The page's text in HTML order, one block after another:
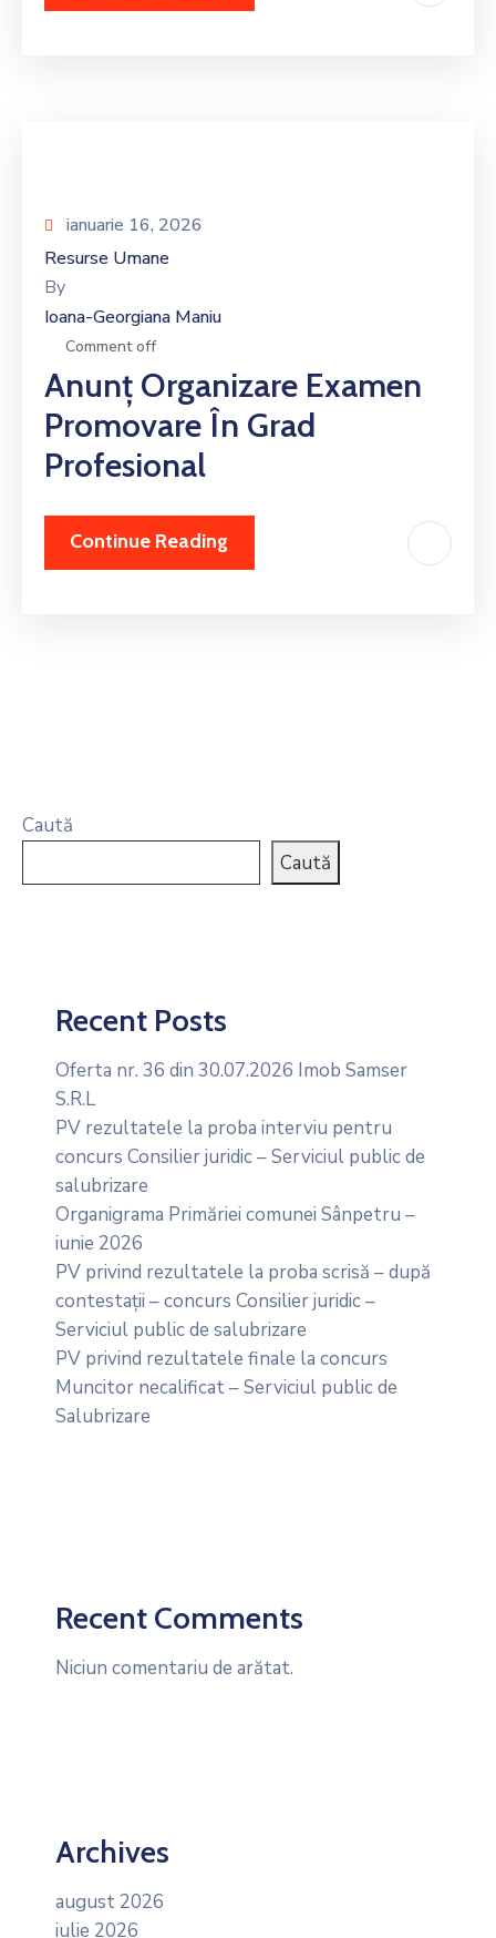
ianuarie 16, 2026
Resurse Umane
By
Ioana-Georgiana Maniu
Comment off
Anunț Organizare Examen
Promovare În Grad
Profesional
Continue Reading
Caută
Caută
Recent Posts
Oferta nr. 36 din 30.07.2026 Imob Samser
S.R.L
PV rezultatele la proba interviu pentru
concurs Consilier juridic – Serviciul public de
salubrizare
Organigrama Primăriei comunei Sânpetru –
iunie 2026
PV privind rezultatele la proba scrisă – după
contestații – concurs Consilier juridic –
Serviciul public de salubrizare
PV privind rezultatele finale la concurs
Muncitor necalificat – Serviciul public de
Salubrizare
Recent Comments
Niciun comentariu de arătat.
Archives
august 2026
iulie 2026